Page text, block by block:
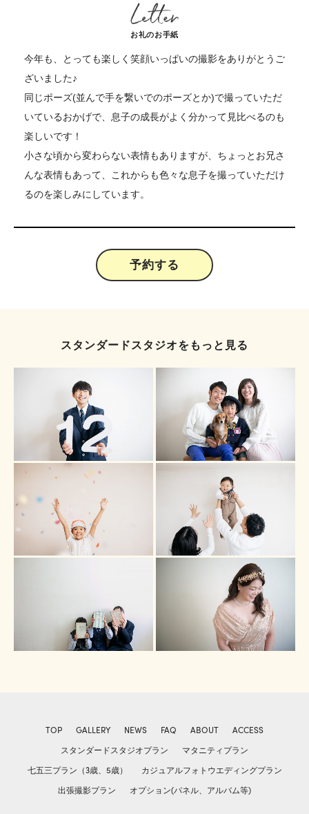
お礼のお手紙
今年も、とっても楽しく笑顔いっぱいの撮影をありがとうご
ざいました♪
同じポーズ(並んで手を繋いでのポーズとか)で撮っていただ
いているおかげで、息子の成長がよく分かって見比べるのも
楽しいです！
小さな頃から変わらない表情もありますが、ちょっとお兄さ
んな表情もあって、これからも色々な息子を撮っていただけ
るのを楽しみにしています。
予約する
スタンダードスタジオをもっと見る
TOP GALLERY NEWS FAQ ABOUT
ACCESS
スタンダードスタジオプラン
マタニティプラン
七五三プラン（3歳、5歳）
カジュアルフォトウエディングプラン
出張撮影プラン
オプション(パネル、アルバム等)